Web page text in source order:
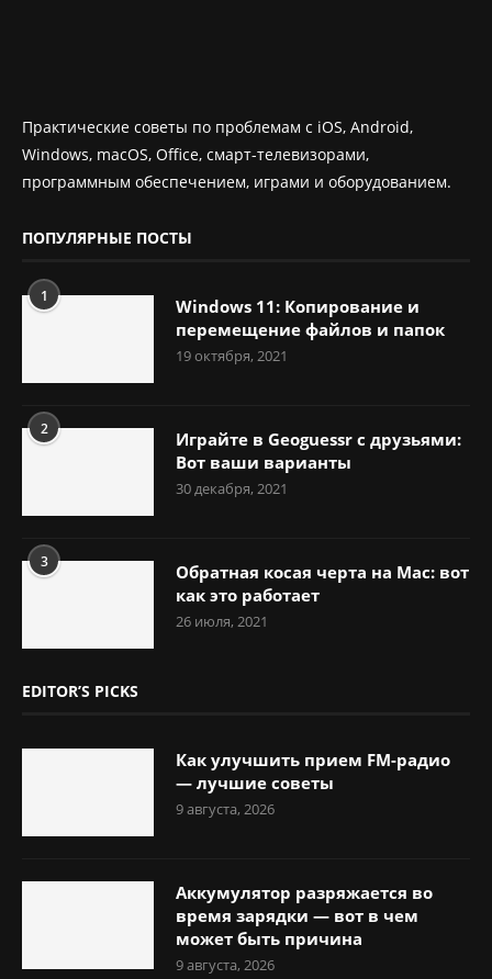
Практические советы по проблемам с iOS, Android,
Windows, macOS, Office, смарт-телевизорами,
программным обеспечением, играми и оборудованием.
ПОПУЛЯРНЫЕ ПОСТЫ
1
Windows 11: Копирование и
перемещение файлов и папок
19 октября, 2021
2
Играйте в Geoguessr с друзьями:
Вот ваши варианты
30 декабря, 2021
3
Обратная косая черта на Mac: вот
как это работает
26 июля, 2021
EDITOR’S PICKS
Как улучшить прием FM-радио
— лучшие советы
9 августа, 2026
Аккумулятор разряжается во
время зарядки — вот в чем
может быть причина
9 августа, 2026